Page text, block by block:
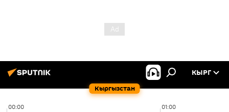
Кыргызстан
КЫРГ
00:00 01:00